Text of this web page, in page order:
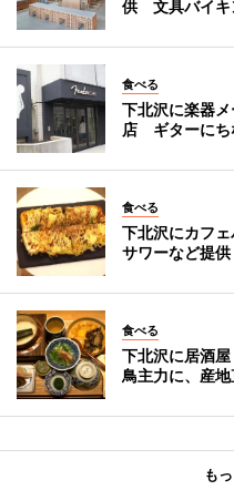
供 文具バイキ
食べる
下北沢に楽器
店 ギターにち
食べる
下北沢にカフ
サワーなど提供
食べる
下北沢に居酒
鳥主力に、産
も